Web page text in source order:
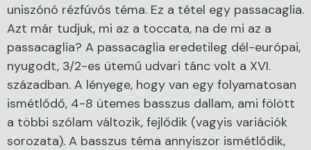
uniszónó rézfúvós téma. Ez a tétel egy passacaglia.
Azt már tudjuk, mi az a toccata, na de mi az a
passacaglia? A passacaglia eredetileg dél-európai,
nyugodt, 3/2-es ütemű udvari tánc volt a XVI.
században. A lényege, hogy van egy folyamatosan
ismétlődő, 4-8 ütemes basszus dallam, ami fölött
a többi szólam változik, fejlődik (vagyis variációk
sorozata). A basszus téma annyiszor ismétlődik,